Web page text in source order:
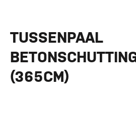
TUSSENPAAL
(365CM)